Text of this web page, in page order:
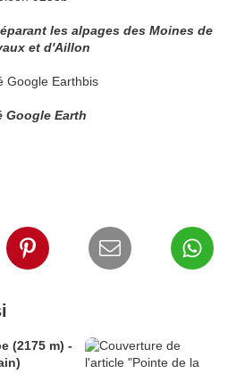
les alpages des Moines de
et d'Aillon
Google Earth
(2175 m) -